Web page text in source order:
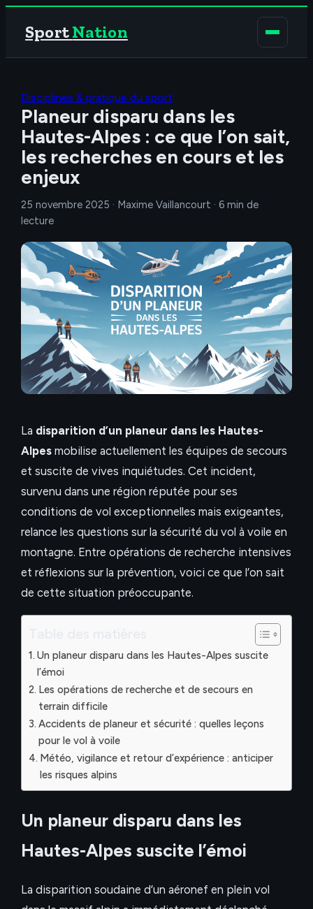
SportNation
Disciplines & pratique du sport
Planeur disparu dans les
Hautes-Alpes : ce que l’on sait,
les recherches en cours et les
enjeux
25 novembre 2025 · Maxime Vaillancourt · 6 min de
lecture
La disparition d’un planeur dans les Hautes-
Alpes mobilise actuellement les équipes de secours
et suscite de vives inquiétudes. Cet incident,
survenu dans une région réputée pour ses
conditions de vol exceptionnelles mais exigeantes,
relance les questions sur la sécurité du vol à voile en
montagne. Entre opérations de recherche intensives
et réflexions sur la prévention, voici ce que l’on sait
de cette situation préoccupante.
Un planeur disparu dans les Hautes-Alpes suscite
l’émoi
Les opérations de recherche et de secours en
terrain difficile
Accidents de planeur et sécurité : quelles leçons
pour le vol à voile
Météo, vigilance et retour d’expérience : anticiper
les risques alpins
Un planeur disparu dans les
Hautes-Alpes suscite l’émoi
La disparition soudaine d’un aéronef en plein vol